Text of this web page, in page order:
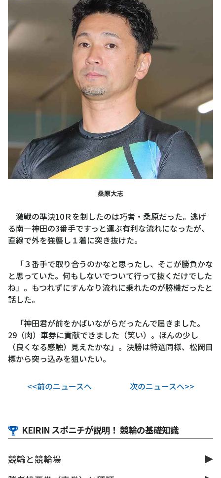
桑原大志
激戦の準決10Ｒを制したのは巧者・桑原だった。逃げ
る南―神田の3番手ですっと運ぶ有利な流れになったが、
直線で外を強襲し１着に突き抜けた。
「３番手で取り合うのかなと思ったし、そこが勝負かな
と思っていた。何もしないでついて行って抜くだけでした
ね」。もつれずにすんなり流れに乗れたのが勝機だったと
話した。
「神田君が前をかばいながらだったんで届きました。
29（肉）車券に貢献できました（笑い）。ほんの少し
（良くなる感触）見えたかな」。決勝は特選同様、松岡目
標から突っ込みを狙いたい。
<<前のニュースへ 次のニュースへ>>
KEIRIN スポニチが説明！ 競輪の基礎知識
競輪と競輪場